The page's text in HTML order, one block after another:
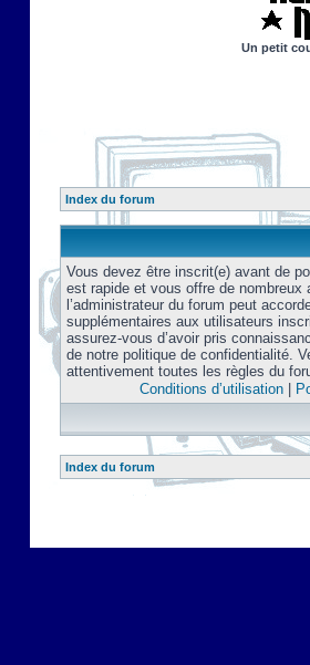
Un petit
Index du forum
Vous devez être inscrit(e) avant de
est rapide et vous offre de nombreux
l’administrateur du forum peut
supplémentaires aux utilisateurs
assurez-vous d’avoir pris
de notre politique de confidentialité.
attentivement toutes les règles du
Conditions d’utilisation|
Index du forum